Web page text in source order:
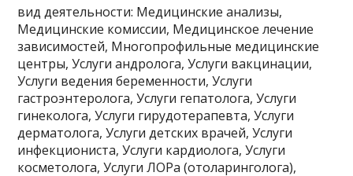
вид деятельности: Медицинские анализы,
Медицинские комиссии, Медицинское лечение
зависимостей, Многопрофильные медицинские
центры, Услуги андролога, Услуги вакцинации,
Услуги ведения беременности, Услуги
гастроэнтеролога, Услуги гепатолога, Услуги
гинеколога, Услуги гирудотерапевта, Услуги
дерматолога, Услуги детских врачей, Услуги
инфекциониста, Услуги кардиолога, Услуги
косметолога, Услуги ЛОРа (отоларинголога),